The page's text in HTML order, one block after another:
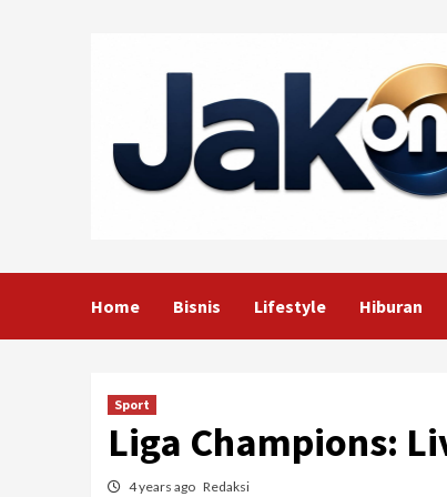
Home Bisnis Lifestyle Hiburan
Sport
Liga Champions:
4 years ago Redaksi